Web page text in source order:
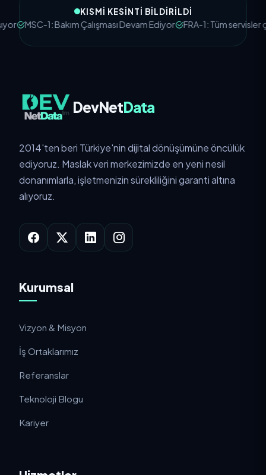
DevNetData
2014'ten beri Türkiye'nin dijital dönüşümüne öncülük
donanımlarla, işletmenizin sürekliliğini garanti altına
alıyoruz.
Kurumsal
Vizyon & Misyon
İş Ortaklarımız
Referanslar
Kariyer